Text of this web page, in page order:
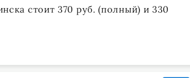
стоит 370 руб. (полный) и 330